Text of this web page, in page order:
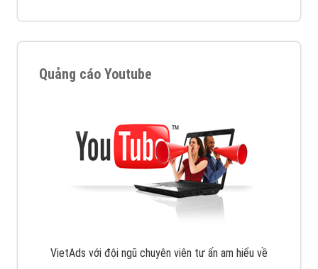
VietAds với đội ngũ SEOer giàu kinh nghiệm được đào
tạo bài bản tại các trung tâm SEO lớn như: Litado,
Inet, Vietmoz, Vinalink
Quảng cáo Youtube